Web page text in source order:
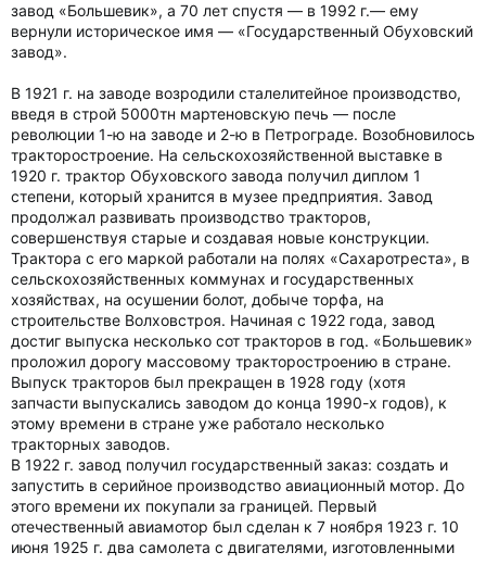
завод «Большевик», а 70 лет спустя — в 1992 г.— ему
вернули историческое имя — «Государственный Обуховский
завод».
В 1921 г. на заводе возродили сталелитейное производство,
введя в строй 5000тн мартеновскую печь — после
революции 1-ю на заводе и 2-ю в Петрограде. Возобновилось
тракторостроение. На сельскохозяйственной выставке в
1920 г. трактор Обуховского завода получил диплом 1
степени, который хранится в музее предприятия. Завод
продолжал развивать производство тракторов,
совершенствуя старые и создавая новые конструкции.
Трактора с его маркой работали на полях «Сахаротреста», в
сельскохозяйственных коммунах и государственных
хозяйствах, на осушении болот, добыче торфа, на
строительстве Волховстроя. Начиная с 1922 года, завод
достиг выпуска несколько сот тракторов в год. «Большевик»
проложил дорогу массовому тракторостроению в стране.
Выпуск тракторов был прекращен в 1928 году (хотя
запчасти выпускались заводом до конца 1990-х годов), к
этому времени в стране уже работало несколько
тракторных заводов.
В 1922 г. завод получил государственный заказ: создать и
запустить в серийное производство авиационный мотор. До
этого времени их покупали за границей. Первый
отечественный авиамотор был сделан к 7 ноября 1923 г. 10
июня 1925 г. два самолета с двигателями, изготовленными